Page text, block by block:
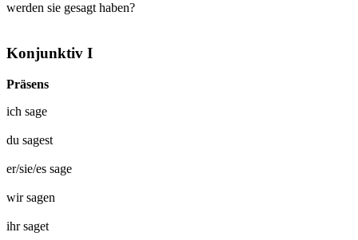
werden sie gesagt haben?
Konjunktiv I
Präsens
ich sage
du sagest
er/sie/es sage
wirsagen
ihrsaget